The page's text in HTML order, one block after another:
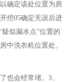
确定该处位置为房
挖05确定无误后进
似漏水点”位置的
中洗衣机位置处。
也会经常堵。3、